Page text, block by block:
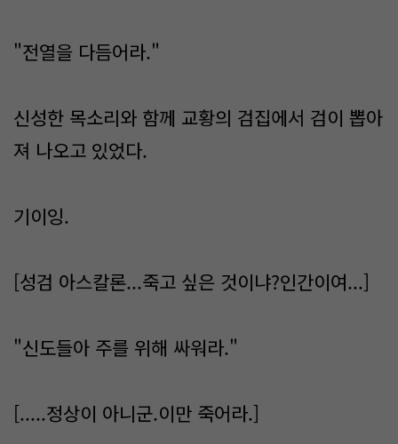
"전열을 다듬어라."
신성한 목소리와 함께 교황의 검집에서 검이 뽑아
져 나오고 있었다.
기이잉.
[성검 아스칼론...죽고 싶은 것이냐?인간이여...]
"신도들아 주를 위해 싸워라."
[.....정상이 아니군.이만 죽어라.]